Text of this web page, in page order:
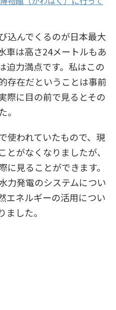
込んでくるのが日本最大
車は高さ24メートルもあ
迫力満点です。私はこの
存在だということは事前
際に目の前で見るとその
。
使われていたもので、現
がなくなりましたが、
に見ることができます。
力発電のシステムについ
エネルギーの活用につい
した。